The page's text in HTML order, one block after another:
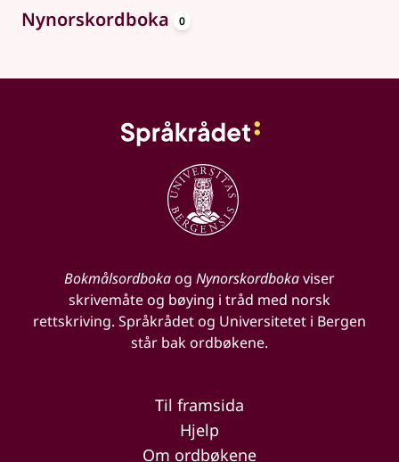
Ingen treff
Nynorskordboka 0
Bokmålsordbokaog Nynorskordbokaviser
skrivemåte og bøying i tråd med norsk
rettskriving. Språkrådet og Universitetet i Bergen
står bak ordbøkene.
Til framsida
Hjelp
Om ordbøkene